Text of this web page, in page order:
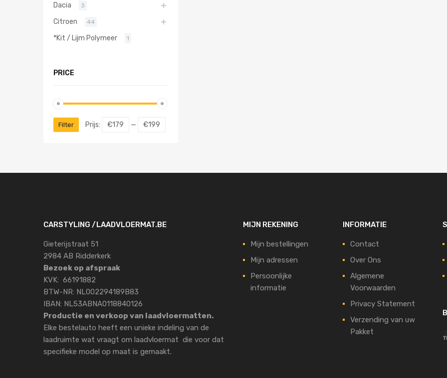
Dacia 3
Citroen 44
*Kit / Lijm Polymeer 1
PRICE
Filter Prijs: €179 — €199
CARSTYLING /LAADVLOERMAT.BE
Gieterijstraat 51
2984 AB Ridderkerk
Bezoek op afspraak
KVK: 66191882
BTW-NR: NL002294189B83
IBAN: NL53ABNA0118840126
Productie en verkoop van laadvloermatten.
Elke bestelauto heeft een unieke indeling van de
laadruimte wat vraagt om laadvloermat die voor dat
specifieke model op maat is gemaakt.
MIJN REKENING
Mijn bestellingen
Mijn adressen
Persoonlijke
informatie
INFORMATIE
Contact
Over Ons
Algemene
Voorwaarden
Privacy Statement
Verzending van uw
Pakket